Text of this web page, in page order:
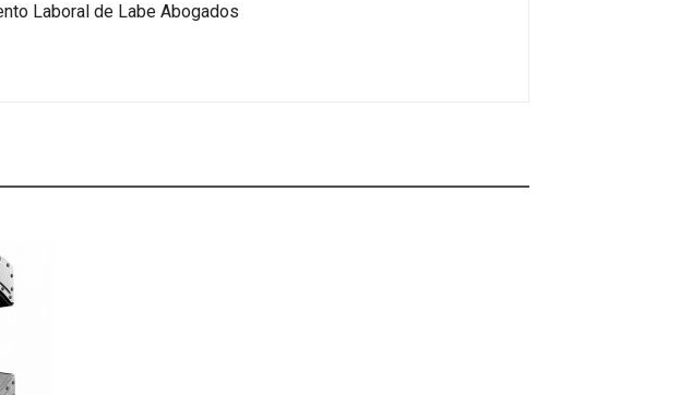
Laboral de Labe Abogados